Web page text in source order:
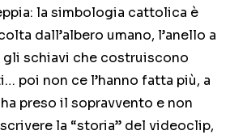
la simbologia cattolica è
dall’albero umano, l’anello a
schiavi che costruiscono
poi non ce l’hanno fatta più, a
preso il sopravvento e non
la “storia” del videoclip,